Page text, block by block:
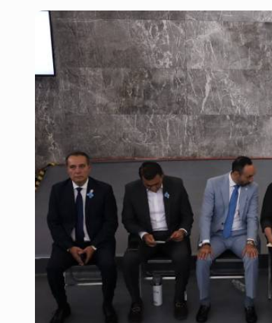
Citarían a Medrano si
Asesinan a tres luego de
Mujer resulta lesionada
Vinculan a pareja que
Mueren cuatro personas
Ken Salazar afirma que
Sheinbaum se reúnen
Vinculan a responsable
Buscan reformar Ley de